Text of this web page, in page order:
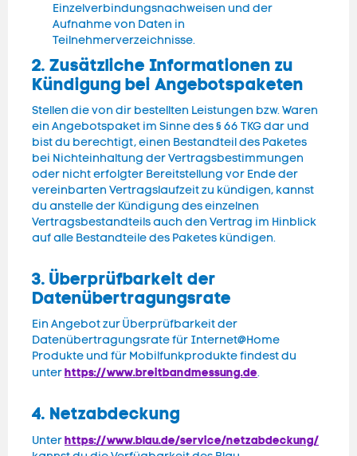
Einzelverbindungsnachweisen und der
Aufnahme von Daten in
Teilnehmerverzeichnisse.
2. Zusätzliche Informationen zu
Kündigung bei Angebotspaketen
Stellen die von dir bestellten Leistungen bzw. Waren
ein Angebotspaket im Sinne des § 66 TKG dar und
bist du berechtigt, einen Bestandteil des Paketes
bei Nichteinhaltung der Vertragsbestimmungen
oder nicht erfolgter Bereitstellung vor Ende der
vereinbarten Vertragslaufzeit zu kündigen, kannst
du anstelle der Kündigung des einzelnen
Vertragsbestandteils auch den Vertrag im Hinblick
auf alle Bestandteile des Paketes kündigen.
3. Überprüfbarkeit der
Datenübertragungsrate
Ein Angebot zur Überprüfbarkeit der
Datenübertragungsrate für Internet@Home
Produkte und für Mobilfunkprodukte findest du
unterhttps://www.breitbandmessung.de.
4. Netzabdeckung
Unterhttps://www.blau.de/service/netzabdeckung/